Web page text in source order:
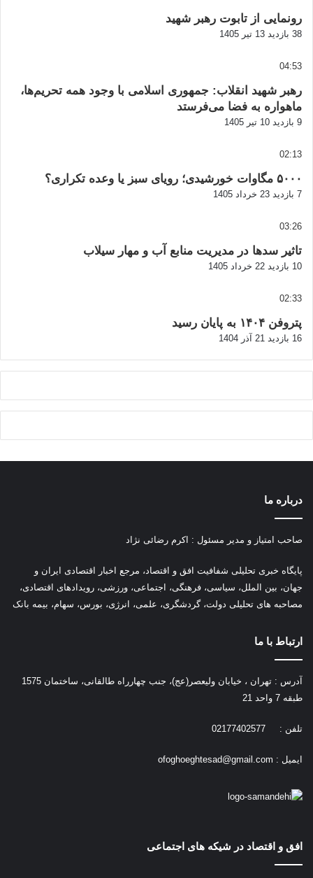
رونمایی از تابوت رهبر شهید
38 بازدید 13 تیر 1405
04:53
رهبر شهید انقلاب: جمهوری اسلامی با وجود همه تحریم‌ها،
ماهواره به فضا می‌فرستد
9 بازدید 10 تیر 1405
02:13
۵۰۰۰ مگاوات خورشیدی؛ رویای سبز یا وعده تکراری؟
7 بازدید 23 خرداد 1405
03:26
تاثیر سدها در مدیریت منابع آب و مهار سیلاب
10 بازدید 22 خرداد 1405
02:33
پتروفن ۱۴۰۴ به پایان رسید
16 بازدید 21 آذر 1404
درباره ما
صاحب امتیاز و مدیر مسئول : اکرم رضائی نژاد
پایگاه خبری تحلیلی شفافیت افق و اقتصاد، مرجع اخبار اقتصادی ایران و
جهان، بین الملل، سیاسی، فرهنگی، اجتماعی، ورزشی، رویدادهای اقتصادی،
مصاحبه های تحلیلی دولت، گردشگری، علمی، انرژی، بورس، سهام، بیمه بانک
ارتباط با ما
آدرس : تهران ، خیابان ولیعصر(عج)، جنب چهارراه طالقانی، ساختمان 1575
طبقه 7 واحد 21
تلفن : 02177402577
ایمیل : ofoghoeghtesad@gmail.com
افق و اقتصاد در شیکه های اجتماعی